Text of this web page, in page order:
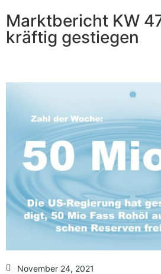
Menge
Anzahl Abladeorte
Marktbericht KW
kräftig gestiegen
November 24, 2021